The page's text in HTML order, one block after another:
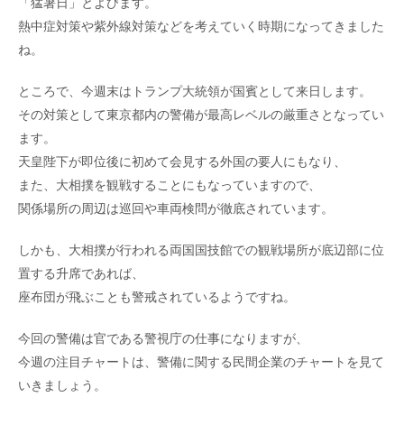
熱中症対策や紫外線対策などを考えていく時期になってきました
ね。
ところで、今週末はトランプ大統領が国賓として来日します。
その対策として東京都内の警備が最高レベルの厳重さとなってい
ます。
天皇陛下が即位後に初めて会見する外国の要人にもなり、
また、大相撲を観戦することにもなっていますので、
関係場所の周辺は巡回や車両検問が徹底されています。
しかも、大相撲が行われる両国国技館での観戦場所が底辺部に位
置する升席であれば、
座布団が飛ぶことも警戒されているようですね。
今回の警備は官である警視庁の仕事になりますが、
今週の注目チャートは、警備に関する民間企業のチャートを見て
いきましょう。